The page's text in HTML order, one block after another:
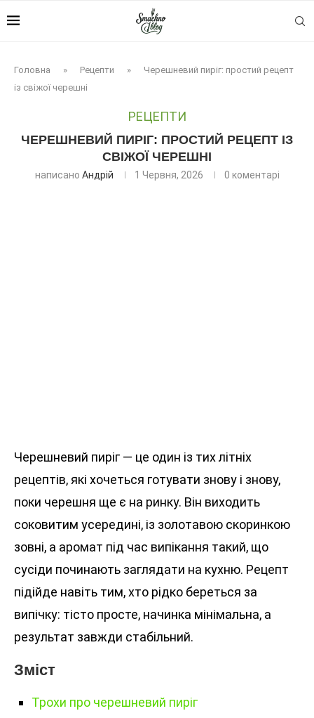
Головна » Рецепти »
Черешневий пиріг: простий рецепт
із свіжої черешні
РЕЦЕПТИ
ЧЕРЕШНЕВИЙ ПИРІГ: ПРОСТИЙ РЕЦЕПТ ІЗ
СВІЖОЇ ЧЕРЕШНІ
написано Андрій 1 Червня, 2026 0 коментарі
Черешневий пиріг — це один із тих літніх
рецептів, які хочеться готувати знову і знову,
поки черешня ще є на ринку. Він виходить
соковитим усередині, із золотавою скоринкою
зовні, а аромат під час випікання такий, що
сусіди починають заглядати на кухню. Рецепт
підійде навіть тим, хто рідко береться за
випічку: тісто просте, начинка мінімальна, а
результат завжди стабільний.
Зміст
Трохи про черешневий пиріг